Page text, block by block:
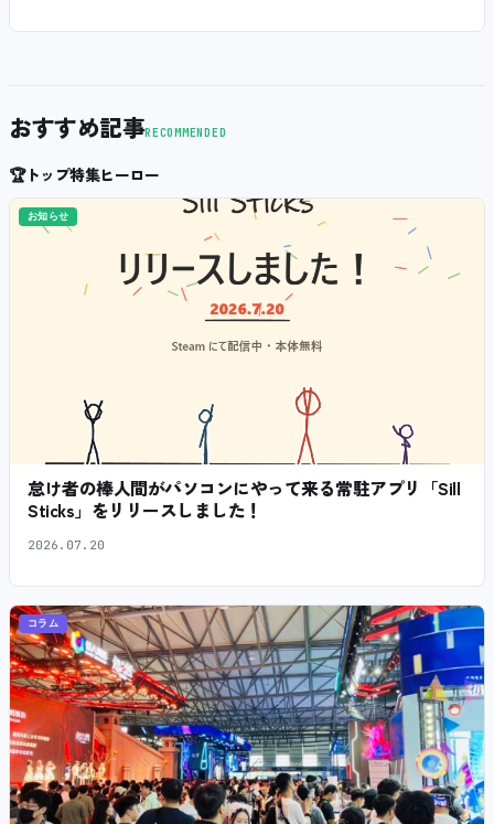
おすすめ記事RECOMMENDED
🏆トップ特集ヒーロー
お知らせ
怠け者の棒人間がパソコンにやって来る常駐アプリ「Sill
Sticks」をリリースしました！
2026.07.20
コラム